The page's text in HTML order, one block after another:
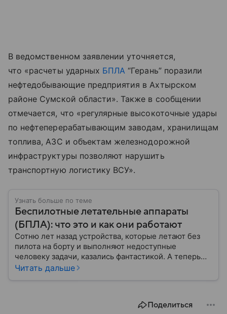
В ведомственном заявлении уточняется,
что «расчеты ударных БПЛА “Герань” поразили
нефтедобывающие предприятия в Ахтырском
районе Сумской области». Также в сообщении
отмечается, что «регулярные высокоточные удары
по нефтеперерабатывающим заводам, хранилищам
топлива, АЗС и объектам железнодорожной
инфраструктуры позволяют нарушить
транспортную логистику ВСУ».
Узнать больше по теме
Беспилотные летательные аппараты
(БПЛА): что это и как они работают
Сотню лет назад устройства, которые летают без
пилота на борту и выполняют недоступные
человеку задачи, казались фантастикой. А теперь
они стали реальностью: собрали главное о
Читать дальше
Поделиться